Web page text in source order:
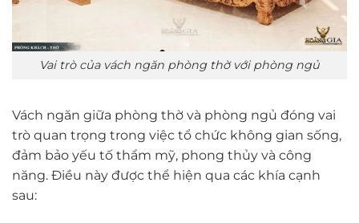
Vai trò của vách ngăn phòng thờ với phòng ngủ
Vách ngăn giữa phòng thờ và phòng ngủ đóng vai
trò quan trọng trong việc tổ chức không gian sống,
đảm bảo yếu tố thẩm mỹ, phong thủy và công
năng. Điều này được thể hiện qua các khía cạnh
sau: